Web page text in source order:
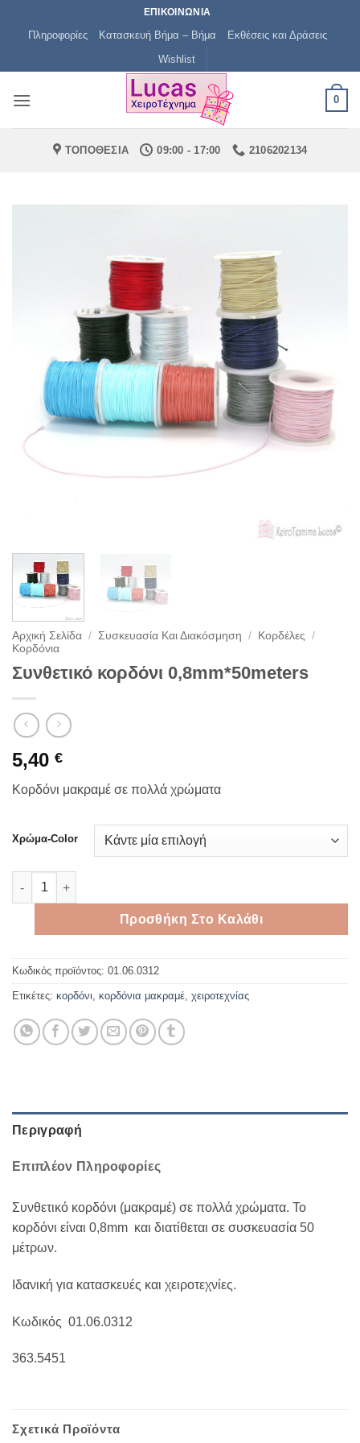
ΕΠΙΚΟΙΝΩΝΙΑ
Πληροφορίες Κατασκευή Βήμα – Βήμα
Εκθέσεις και Δράσεις
Wishlist
0
ΤΟΠΟΘΕΣΙΑ 09:00 - 17:00 2106202134
Αρχική Σελίδα / Συσκευασία Και Διακόσμηση / Κορδέλες
/
Κορδόνια
Συνθετικό κορδόνι 0,8mm*50meters
5,40 €
Κορδόνι μακραμέ σε πολλά χρώματα
Χρώμα-Color
Συνθετικό κορδόνι 0,8mm*50meters ποσότητα
Προσθήκη Στο Καλάθι
Κωδικός προϊόντος: 01.06.0312
Ετικέτες: κορδόνι, κορδόνια μακραμέ, χειροτεχνίας
Περιγραφή
Επιπλέον Πληροφορίες
Συνθετικό κορδόνι (μακραμέ) σε πολλά χρώματα. Το
κορδόνι είναι 0,8mm και διατίθεται σε συσκευασία 50
μέτρων.
Ιδανική για κατασκευές και χειροτεχνίες.
Κωδικός 01.06.0312
363.5451
Σχετικά Προϊόντα